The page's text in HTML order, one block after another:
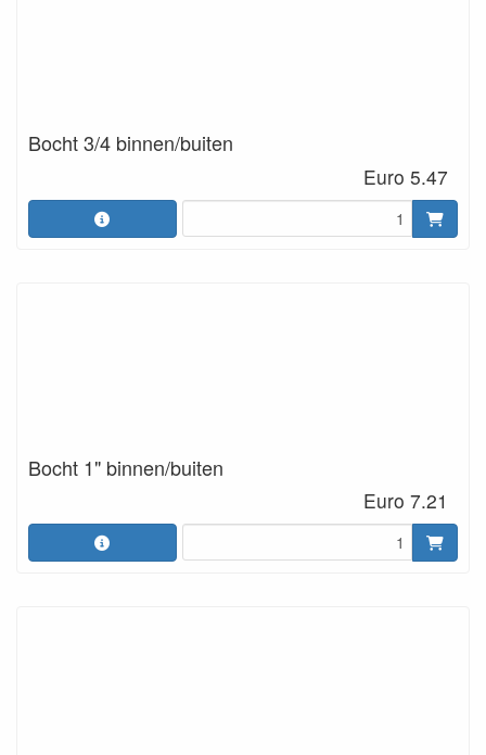
Bocht 3/4 binnen/buiten
Euro 5.47
Bocht 1" binnen/buiten
Euro 7.21